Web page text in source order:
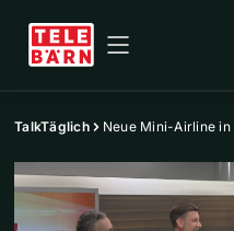
TalkTäglich Neue Mini-Airline in